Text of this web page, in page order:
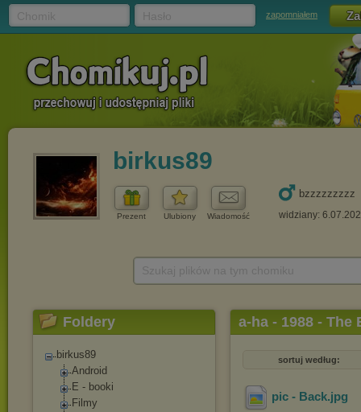
zapomniałem
birkus89
Prezent Ulubiony Wiadomość
bzzzzzzzzz
widziany:
Foldery
birkus89
Android
E - booki
Filmy
a-ha - 1988 -
sortuj według:
pic - Back.jpg